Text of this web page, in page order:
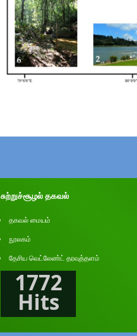
சுற்றுச்சூழல் தகவல்
தகவல் மையம்
நூலகம்
தேசிய வெட்லேண்ட் தரவுத்தளம்
1772
Hits